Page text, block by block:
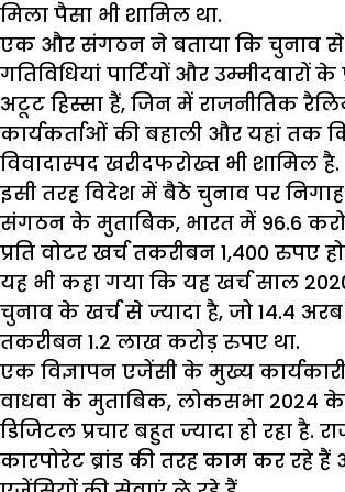
मिला पैसा भी शामिल था.
एक और संगठन ने बताया कि चुनाव
गतिविधियां पार्टियों और उम्मीदवारों के
अटूट हिस्सा हैं, जिन में राजनीतिक
कार्यकर्ताओं की बहाली और यहां तक
विवादास्पद खरीदफरोख्त भी शामिल है.
इसी तरह विदेश में बैठे चुनाव पर
संगठन के मुताबिक, भारत में 96.6
प्रति वोटर खर्च तकरीबन 1,400 रुपए
यह भी कहा गया कि यह खर्च साल
चुनाव के खर्च से ज्यादा है, जो 14.4 अरब
तकरीबन 1.2 लाख करोड़ रुपए था.
एक विज्ञापन एजेंसी के मुख्य
वाधवा के मुताबिक, लोकसभा 2024
डिजिटल प्रचार बहुत ज्यादा हो रहा है.
कारपोरेट ब्रांड की तरह काम कर रहे